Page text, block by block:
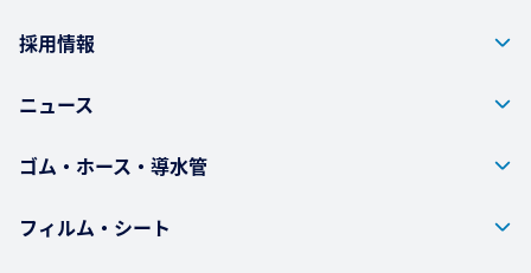
採用情報
ニュース
ゴム・ホース・導水管
フィルム・シート